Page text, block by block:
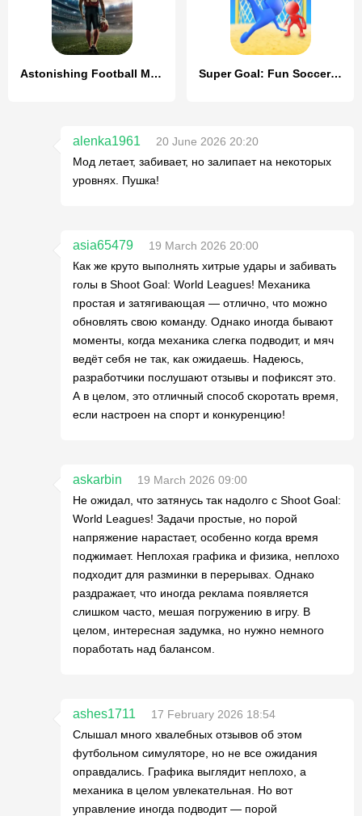
Astonishing Football Manager Super Goal: Fun Soccer Game
alenka1961
20 June 2026 20:20
Мод летает, забивает, но залипает на некоторых
уровнях. Пушка!
asia65479
19 March 2026 20:00
Как же круто выполнять хитрые удары и забивать
голы в Shoot Goal: World Leagues! Механика
простая и затягивающая — отлично, что можно
обновлять свою команду. Однако иногда бывают
моменты, когда механика слегка подводит, и мяч
ведёт себя не так, как ожидаешь. Надеюсь,
разработчики послушают отзывы и пофиксят это.
А в целом, это отличный способ скоротать время,
если настроен на спорт и конкуренцию!
askarbin
19 March 2026 09:00
Не ожидал, что затянусь так надолго с Shoot Goal:
World Leagues! Задачи простые, но порой
напряжение нарастает, особенно когда время
поджимает. Неплохая графика и физика, неплохо
подходит для разминки в перерывах. Однако
раздражает, что иногда реклама появляется
слишком часто, мешая погружению в игру. В
целом, интересная задумка, но нужно немного
поработать над балансом.
ashes1711
17 February 2026 18:54
Слышал много хвалебных отзывов об этом
футбольном симуляторе, но не все ожидания
оправдались. Графика выглядит неплохо, а
механика в целом увлекательная. Но вот
управление иногда подводит — порой